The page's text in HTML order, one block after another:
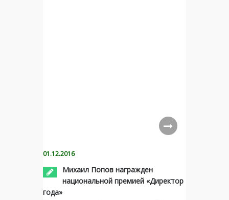
01.12.2016
Михаил Попов награжден
национальной премией «Директор
года»